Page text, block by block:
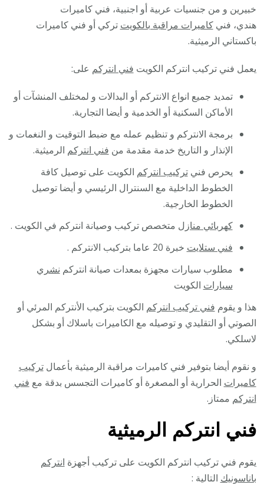
خبيرين و من جنسيات عربية أو اجنبية، فني كاميرات
هندي، فنيكاميرات مراقبة بالكويت تركي أو فني كاميرات
باكستاني الرميثية.
يعمل فني تركيب انتركم الكويت فني انتركم على:
تمديد جميع انواع الانتركم أو البدالات و لمختلف المنشآت أو
الأماكن السكنية أو الخدمية و أيضا التجارية.
برمجة الانتركم و تنظيم عمله مع ضبط التوقيت و النغمات و
الإنذار و التاريخ خدمة مقدمة من فني انتركم الرميثية.
يحرص فنيتركيب انتركم الكويت على توصيل كافة
الخطوط الداخلية مع السنترال الرئيسي و أيضا توصيل
الخطوط الخارجية.
كهربائي منازل متخصص تركيب وصيانة انتركم في الكويت .
فني ستلايت خبرة 20 عاما بتركيب الانتركم .
مطلوب سيارات مجهزة بمعدات صيانة انتركم نشري
سيارات الكويت
هذا و يقوم فني تركيب انتركم الكويت بتركيب الأنتركم المرئي أو
الصوتي أو التقليدي و توصيله مع الكاميرات باسلاك أو بشكل
لاسلكي.
و نقوم أيضا بتوفير فني كاميرات مراقبة الرميثية بأعمالتركيب
كاميرات الحرارية أو المصغرة أو كاميرات التجسس بدقة مع فني
انتركم ممتاز.
فني انتركم الرميثية
يقوم فني تركيب انتركم الكويت على تركيب أجهزة انتركم
باناسونيك التالية :